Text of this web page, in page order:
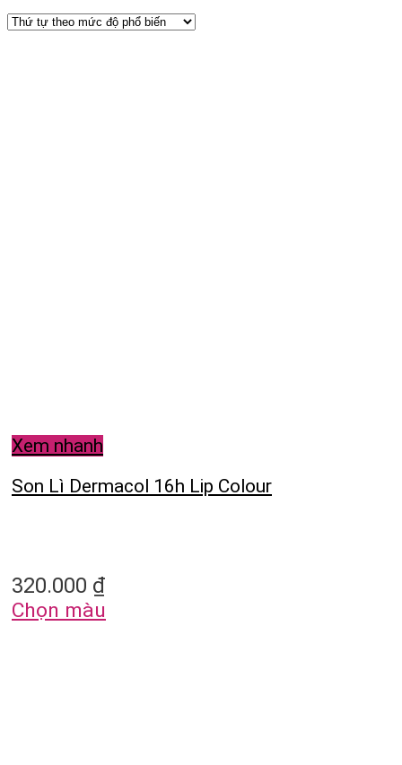
Xem nhanh
Son Lì Dermacol 16h Lip Colour
320.000 ₫
Chọn màu